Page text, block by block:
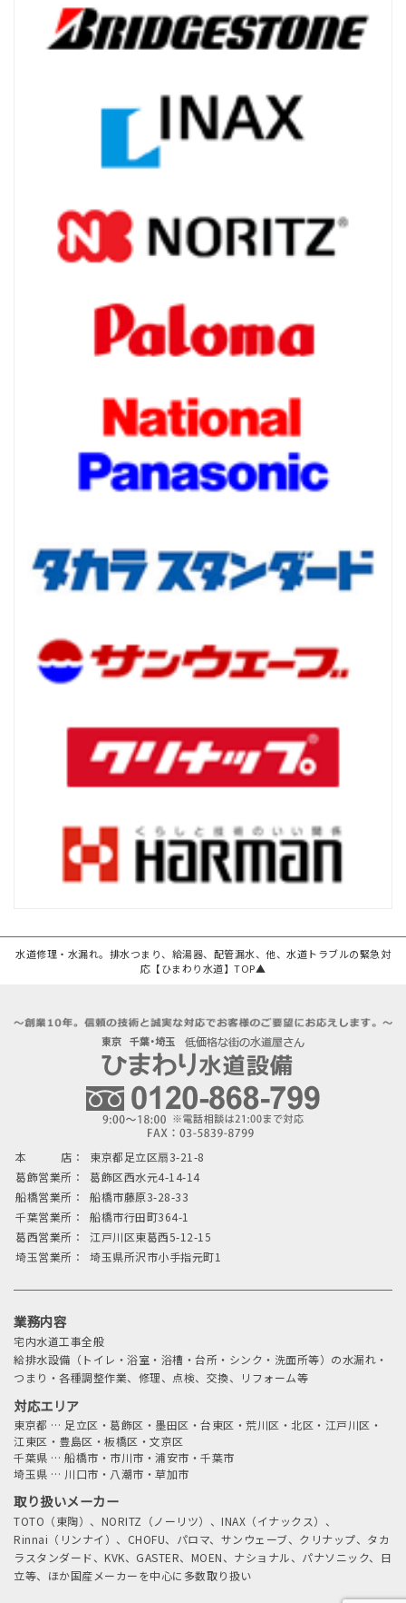
水道修理・水漏れ。排水つまり、給湯器、配管漏水、他、水道トラブルの緊急対
応【ひまわり水道】TOP▲
本 店：
東京都足立区扇3-21-8
葛飾営業所：
葛飾区西水元4-14-14
船橋営業所：
船橋市藤原3-28-33
千葉営業所：
船橋市行田町364-1
葛西営業所：
江戸川区東葛西5-12-15
埼玉営業所：
埼玉県所沢市小手指元町1
業務内容
宅内水道工事全般
給排水設備（トイレ・浴室・浴槽・台所・シンク・洗面所等）の水漏れ・
つまり・各種調整作業、修理、点検、交換、リフォーム等
対応エリア
東京都 … 足立区・葛飾区・墨田区・台東区・荒川区・北区・江戸川区・
江東区・豊島区・板橋区・文京区
千葉県 … 船橋市・市川市・浦安市・千葉市
埼玉県 … 川口市・八潮市・草加市
取り扱いメーカー
TOTO（東陶）、NORITZ（ノーリツ）、INAX（イナックス）、
Rinnai（リンナイ）、CHOFU、パロマ、サンウェーブ、クリナップ、タカ
ラスタンダード、KVK、GASTER、MOEN、ナショナル、パナソニック、日
立等、ほか国産メーカーを中心に多数取り扱い